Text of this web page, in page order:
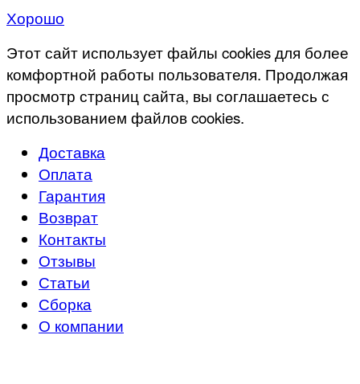
Хорошо
Этот сайт использует файлы cookies для более
комфортной работы пользователя. Продолжая
просмотр страниц сайта, вы соглашаетесь с
использованием файлов cookies.
Доставка
Оплата
Гарантия
Возврат
Контакты
Отзывы
Статьи
Сборка
О компании